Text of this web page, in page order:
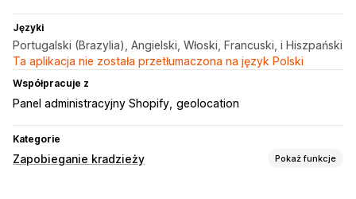
Języki
Portugalski (Brazylia), Angielski, Włoski, Francuski, i Hiszpański
Ta aplikacja nie została przetłumaczona na język Polski
Współpracuje z
Panel administracyjny Shopify geolocation
Kategorie
Zapobieganie kradzieży Pokaż funkcje